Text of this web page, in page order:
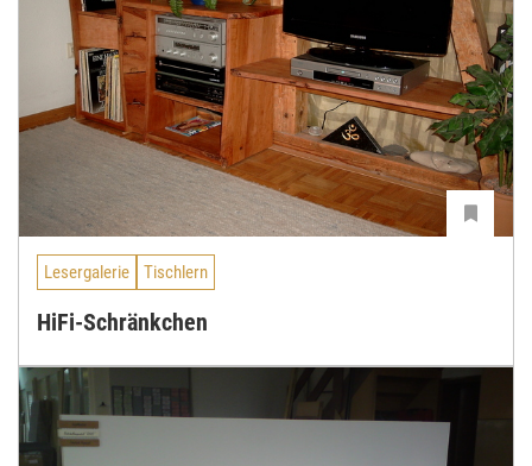
Lesergalerie Tischlern
HiFi-Schränkchen